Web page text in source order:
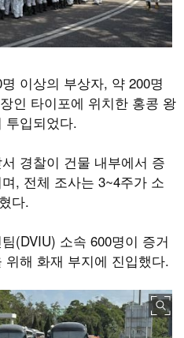
이상의 부상자, 약 200명
인 타이포에 위치한 홍콩 왕
투입되었다.
경찰이 건물 내부에서 증
, 전체 조사는 3~4주가 소
다.
(DVIU) 소속 600명이 증거
해 화재 부지에 진입했다.